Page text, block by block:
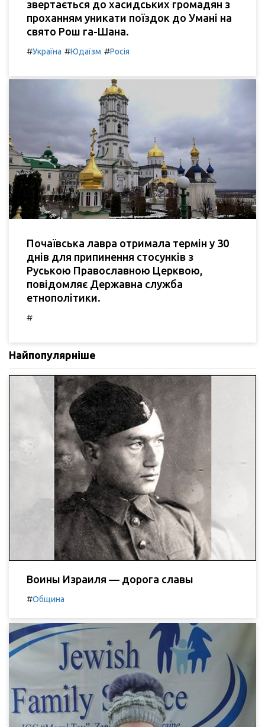
звертається до хасидських громадян з
проханням уникати поїздок до Умані на
свято Рош га-Шана.
#Україна #Юдаїзм #Росія
Почаївська лавра отримала термін у 30
днів для припинення стосунків з
Руською Православною Церквою,
повідомляє Державна служба
етнополітики.
#
Найпопулярніше
Воины Израиля — дорога славы
#Община